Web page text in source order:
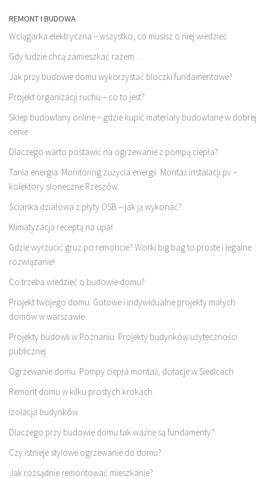
REMONT I BUDOWA
Wciągarka elektryczna – wszystko, co musisz o niej wiedzieć
Gdy ludzie chcą zamieszkać razem…
Jak przy budowie domu wykorzystać bloczki fundamentowe?
Projekt organizacji ruchu – co to jest?
Sklep budowlany online – gdzie kupić materiały budowlane w dobrej
cenie
Dlaczego warto postawić na ogrzewanie z pompą ciepła?
Tania energia. Monitoring zużycia energii. Montaż instalacji pv –
kolektory słoneczne Rzeszów
Ścianka działowa z płyty OSB – jak ją wykonać?
Klimatyzacja receptą na upał
Gdzie wyrzucić gruz po remoncie? Worki big bag to proste i legalne
rozwiązanie!
Co trzeba wiedzieć o budowie domu?
Projekt twojego domu. Gotowe i indywidualne projekty małych
domów w warszawie
Projekty budowli w Poznaniu. Projekty budynków użyteczności
publicznej
Ogrzewanie domu. Pompy ciepła montaż, dotacje w Siedlcach
Remont domu w kilku prostych krokach
Izolacja budynków
Dlaczego przy budowie domu tak ważne są fundamenty?
Czy istnieje stylowe ogrzewanie do domu?
Jak rozsądnie remontować mieszkanie?